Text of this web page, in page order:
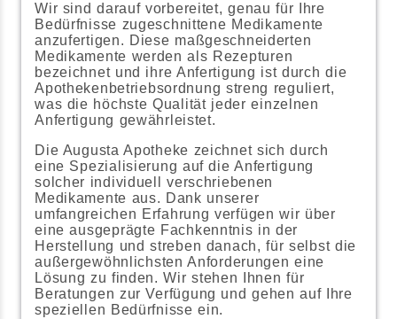
Wir sind darauf vorbereitet, genau für Ihre
Bedürfnisse zugeschnittene Medikamente
anzufertigen. Diese maßgeschneiderten
Medikamente werden als Rezepturen
bezeichnet und ihre Anfertigung ist durch die
Apothekenbetriebsordnung streng reguliert,
was die höchste Qualität jeder einzelnen
Anfertigung gewährleistet.
Die Augusta Apotheke zeichnet sich durch
eine Spezialisierung auf die Anfertigung
solcher individuell verschriebenen
Medikamente aus. Dank unserer
umfangreichen Erfahrung verfügen wir über
eine ausgeprägte Fachkenntnis in der
Herstellung und streben danach, für selbst die
außergewöhnlichsten Anforderungen eine
Lösung zu finden. Wir stehen Ihnen für
Beratungen zur Verfügung und gehen auf Ihre
speziellen Bedürfnisse ein.